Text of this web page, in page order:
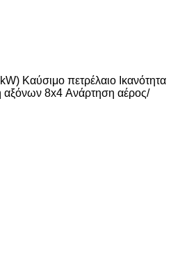
Καύσιμο πετρέλαιο Ικανότητα
αξόνων 8x4 Ανάρτηση αέρος/